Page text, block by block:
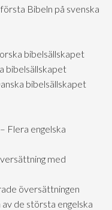
Bibeln på svenska
bibelsällskapet
bibelsällskapet
bibelsällskapet
– Flera engelska
med
översättningen
av de största engelska